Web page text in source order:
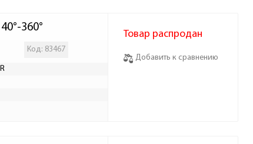
360°
Код: 83467
Товар распродан
Добавить к сравнению